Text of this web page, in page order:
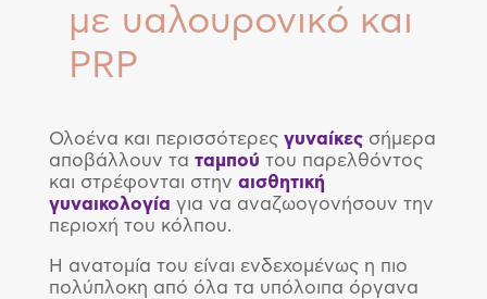
με υαλουρονικό και
PRP
Ολοένα και περισσότερες γυναίκεςσήμερα
αποβάλλουν τα ταμπού του παρελθόντος
και στρέφονται στην αισθητική
γυναικολογία για να αναζωογονήσουν την
περιοχή του κόλπου.
Η ανατομία του είναι ενδεχομένως η πιο
πολύπλοκη από όλα τα υπόλοιπα όργανα